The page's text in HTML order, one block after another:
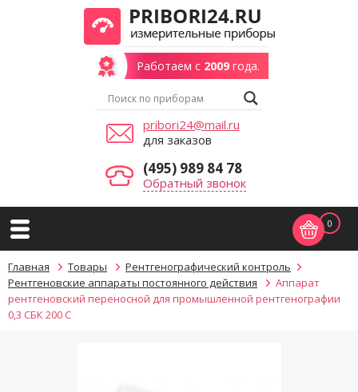
Работаем с 2009года.
pribori24@mail.ru
для заказов
(495) 989 84 78
Обратный звонок
0
Главная Товары
Рентгенографический контроль
Рентгеновские аппараты постоянного действия
Аппарат
рентгеновский переносной для промышленной рентгенографии
0,3 СБК 200 С